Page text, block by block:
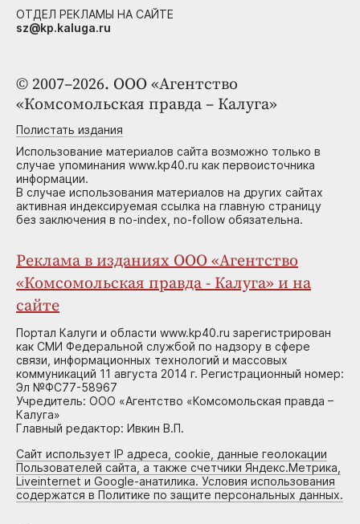
© 2007–2026. ООО «Агентство
«Комсомольская правда – Калуга»
Полистать издания
Использование материалов сайта возможно только в
случае упоминания www.kp40.ru как первоисточника
информации.
В случае использования материалов на других сайтах
активная индексируемая ссылка на главную страницу
без заключения в no-index, no-follow обязательна.
Реклама в изданиях ООО «Агентство
«Комсомольская правда - Калуга» и на
сайте
Портал Калуги и области www.kp40.ru зарегистрирован
как СМИ Федеральной службой по надзору в сфере
связи, информационных технологий и массовых
коммуникаций 11 августа 2014 г. Регистрационный номер:
Эл №ФС77-58967
Учредитель: ООО «Агентство «Комсомольская правда –
Калуга»
Главный редактор: Ивкин В.П.
Сайт использует IP адреса, cookie, данные геолокации
Пользователей сайта, а также счетчики Яндекс.Метрика,
Liveinternet и Google-анатилика. Условия использования
содержатся в Политике по защите персональных данных.
ОТДЕЛ РЕКЛАМЫ НА САЙТЕ
sz@kp.kaluga.ru